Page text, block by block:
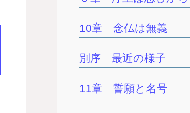
10章 念仏は無義
別序 最近の様子
11章 誓願と名号